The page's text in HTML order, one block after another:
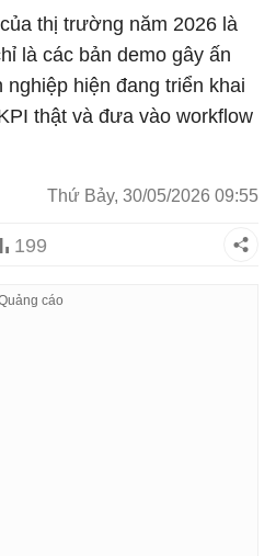
thị trường năm 2026 là
là các bản demo gây ấn
hiện đang triển khai
thật và đưa vào workflow
Thứ Bảy, 30/05/2026 09:55
199